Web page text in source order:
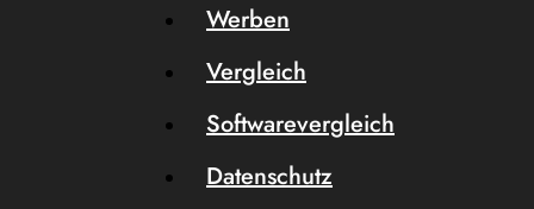
Werben
Vergleich
Softwarevergleich
Datenschutz